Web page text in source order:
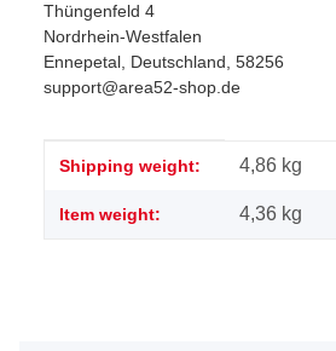
Thüngenfeld 4
Nordrhein-Westfalen
Ennepetal, Deutschland, 58256
support@area52-shop.de
Item information
Value
Shipping weight: 4,86 kg
Item weight: 4,36 kg